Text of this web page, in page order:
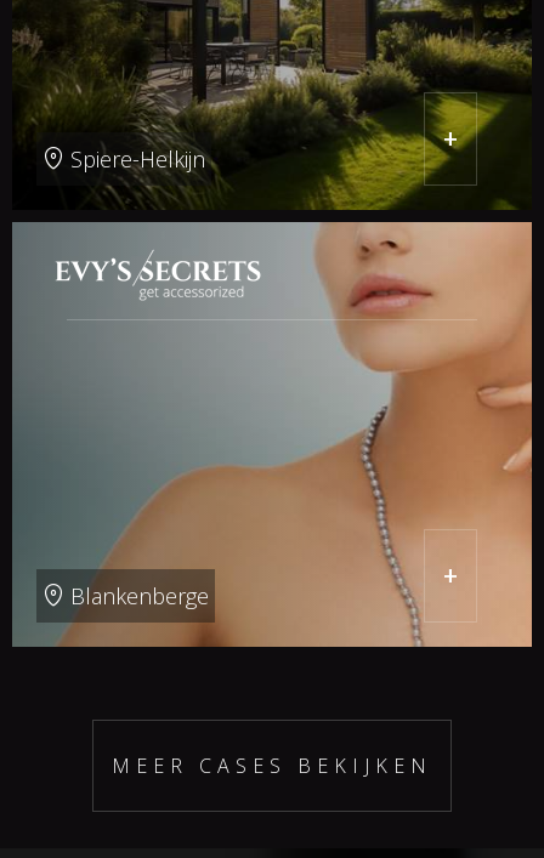
Spiere-Helkijn
+
Blankenberge
+
MEER CASES BEKIJKEN